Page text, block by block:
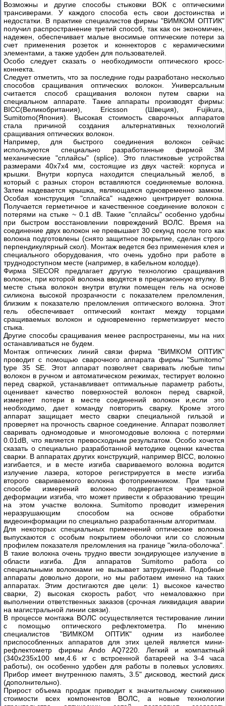
Возможны и другие способы стыковки ВОК с оптическими
трансиверами. У каждого способа есть свои достоинства и
недостатки. В практике специалистов фирмы "ВИМКОМ ОПТИК"
получил распространение третий способ, так как он экономичен,
надежен, обеспечивает малые вносимые оптические потери за
счет применения розеток и коннекторов с керамическими
элементами, а также удобен для пользователей.
Особо следует сказать о необходимости оптического кросс-
коннекта.
Следует отметить, что за последние годы разработано несколько
способов сращивания оптических волокон. Универсальным
считается способ сращивания волокон путем сварки на
специальном аппарате. Такие аппараты производят фирмы:
BICC(Великобритания), Ericsson (Швеция), Fujikura,
Sumitomo(Япония). Высокая стоимость сварочных аппаратов
стала причиной создания альтернативных технологий
сращивания оптических волокон.
Например, для быстрого соединения волокон сейчас
используются специально разработанные фирмой 3М
механические "сплайсы" (splice). Это пластиковые устройства
размерами 40x7x4 мм, состоящие из двух частей: корпуса и
крышки. Внутри корпуса находится специальный желоб, в
который с разных сторон вставляются соединяемые волокна.
Затем надевается крышка, являющаяся одновременно замком.
Особая конструкция "сплайса" надежно центрирует волокна.
Получается герметичное и качественное соединение волокон с
потерями на стыке ~ 0.1 dB. Такие "сплайсы" особенно удобны
при быстром восстановлении повреждений ВОЛС. Время на
соединение двух волокон не превышает 30 секунд после того как
волокна подготовлены (снято защитное покрытие, сделан строго
перпендикулярный скол). Монтаж ведется без применения клея и
специального оборудования, что очень удобно при работе в
труднодоступном месте (например, в кабельном колодце).
Фирма SIECOR предлагает другую технологию сращивания
волокон, при которой волокна вводятся в прецизионную втулку. В
месте стыка волокон внутри втулки помещен гель на основе
силикона высокой прозрачности с показателем преломления,
близким к показателю преломления оптического волокна. Этот
гель обеспечивает оптический контакт между торцами
сращиваемых волокон и одновременно герметизирует место
стыка.
Другие способы сращивания менее распространены, мы на них
останавливаться не будем.
Монтаж оптических линий связи фирма "ВИМКОМ ОПТИК"
проводит с помощью сварочного аппарата фирмы "Sumitomo"
type 35 SE. Этот аппарат позволяет сваривать любые типы
волокон в ручном и автоматическом режимах, тестирует волокно
перед сваркой, устанавливает оптимальные параметр работы,
оценивает качество поверхностей волокон перед сваркой,
измеряет потери в месте соединений волокон и,если это
необходимо, дает команду повторить сварку. Кроме этого
аппарат защищает место сварки специальной гильзой и
проверяет на прочность сварное соединение. Аппарат позволяет
сваривать одномодовые и многомодовые волокна с потерями
0.01dB, что является превосходным результатом. Особо хочется
сказать о специально разработанной методике оценки качества
сварки. В аппаратах других конструкций, например BICC, волокно
изгибается, и в месте изгиба свариваемого волокна водится
излучение лазера, которое регистрируется в месте изгиба
второго свариваемого волокна фотоприемником. При таком
способе измерений волокно подвергается чрезмерной
деформации изгиба, что может привести к образованию трещин
на этом участке волокна. Sumitomo проводит измерения
неразрушающим способом на основе обработки
видеоинформации по специально разработанным алгоритмам.
Для некоторых специальных применений оптические волокна
выпускаются с особым покрытием оболочки или со сложным
профилем показателя преломления на границе "жила-оболочка".
В такие волокна очень трудно ввести зондирующее излучение в
области изгиба. Для аппаратов Sumitomo работа со
специальными волокнами не вызывает затруднений. Подобные
аппараты довольно дороги, но мы работаем именно на таких
аппаратах. Этим достигаются две цели: 1) высокое качество
сварки, 2) высокая скорость работ, что немаловажно при
выполнении ответственных заказов (срочная ликвидация аварии
на магистральной линии связи).
В процессе монтажа ВОЛС осуществляется тестирование линии
с помощью оптического рефлектометра. По мнению
специалистов "ВИМКОМ ОПТИК" одним из наиболее
приспособленных аппаратов для этих целей является мини-
рефлектометр фирмы Ando AQ7220. Легкий и компактный
(340х235х100 мм,4.6 кг с встроенной батареей на 3-4 часа
работы), он особенно удобен для работы в полевых условиях.
Прибор имеет внутреннюю память, 3.5" дисковод, жесткий диск
(дополнительно).
Прирост объема продаж приводит к значительному снижению
стоимости всех компонентов ВОЛС, а новые технологии